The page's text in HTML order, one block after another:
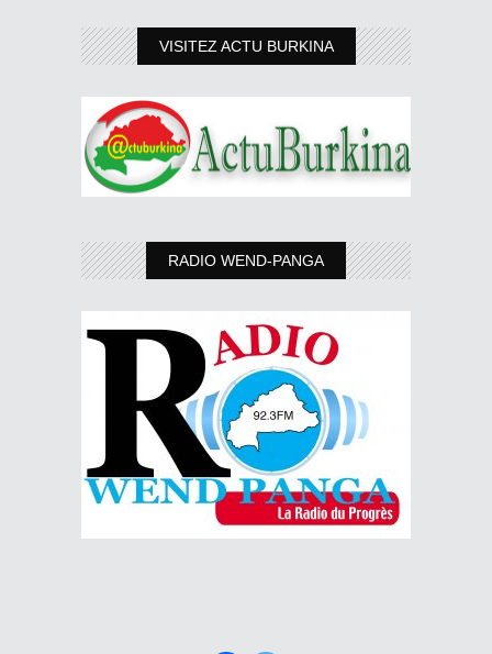
VISITEZ ACTU BURKINA
RADIO WEND-PANGA